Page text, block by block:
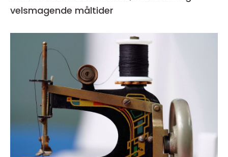
velsmagende måltider